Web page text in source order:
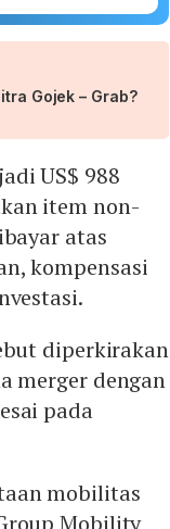
Gojek – Grab?
US$ 988
item non-
atas
kompensasi
diperkirakan
merger dengan
pada
mobilitas